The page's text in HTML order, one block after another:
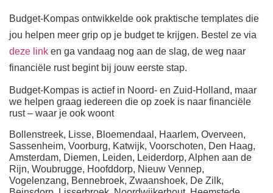
Budget-Kompas ontwikkelde ook praktische templates die
jou helpen meer grip op je budget te krijgen. Bestel ze via
deze link en ga vandaag nog aan de slag, de weg naar
financiële rust begint bij jouw eerste stap.
Budget-Kompas is actief in Noord- en Zuid-Holland, maar
we helpen graag iedereen die op zoek is naar financiële
rust – waar je ook woont
Bollenstreek, Lisse, Bloemendaal, Haarlem, Overveen,
Sassenheim, Voorburg, Katwijk, Voorschoten, Den Haag,
Amsterdam, Diemen, Leiden, Leiderdorp, Alphen aan de
Rijn, Woubrugge, Hoofddorp, Nieuw Vennep,
Vogelenzang, Bennebroek, Zwaanshoek, De Zilk,